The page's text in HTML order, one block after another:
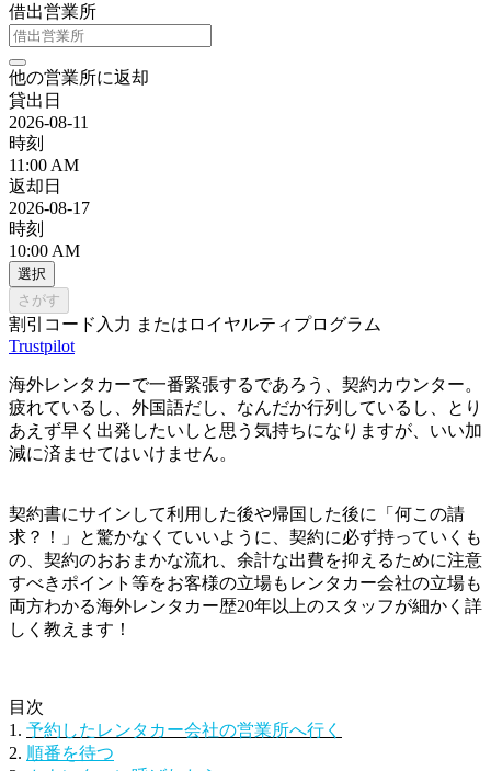
借出営業所
他の営業所に返却
貸出日
2026-08-11
時刻
11:00 AM
返却日
2026-08-17
時刻
10:00 AM
選択
さがす
割引コード入力 またはロイヤルティプログラム
Trustpilot
海外レンタカーで一番緊張するであろう、契約カウンター。
疲れているし、外国語だし、なんだか行列しているし、とり
あえず早く出発したいしと思う気持ちになりますが、いい加
減に済ませてはいけません。
契約書にサインして利用した後や帰国した後に「何この請
求？！」と驚かなくていいように、契約に必ず持っていくも
の、契約のおおまかな流れ、余計な出費を抑えるために注意
すべきポイント等をお客様の立場もレンタカー会社の立場も
両方わかる海外レンタカー歴20年以上のスタッフが細かく詳
しく教えます！
目次
1. 予約したレンタカー会社の営業所へ行く
2. 順番を待つ